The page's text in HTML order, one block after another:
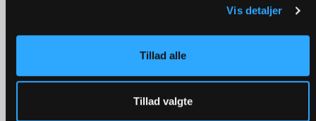
Vis detaljer
Tillad alle
Tillad valgte